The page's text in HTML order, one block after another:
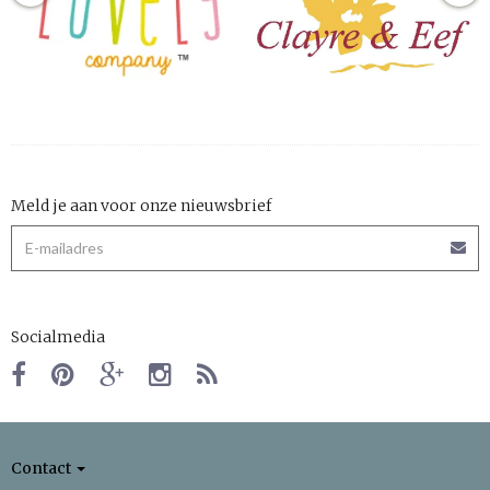
Meld je aan voor onze nieuwsbrief
Socialmedia
Contact